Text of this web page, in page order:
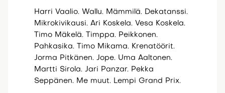
Harri Vaalio. Wallu. Mämmilä. Dekatanssi.
Mikrokivikausi. Ari Koskela. Vesa Koskela.
Timo Mäkelä. Timppa. Peikkonen.
Pahkasika. Timo Mikama. Krenatöörit.
Jorma Pitkänen. Jope. Uma Aaltonen.
Martti Sirola. Jari Panzar. Pekka
Seppänen. Me muut. Lempi Grand Prix.